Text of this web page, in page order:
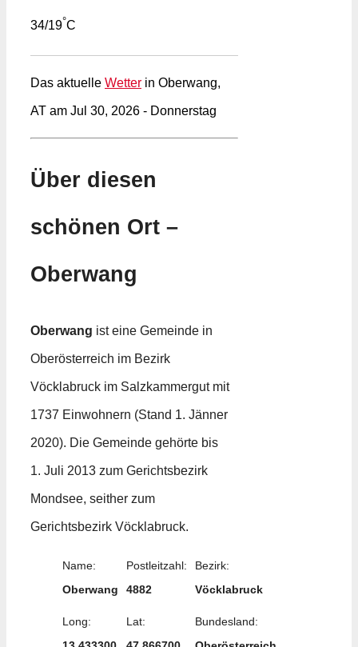
34/19°C
Das aktuelle Wetter in Oberwang,
AT am Jul 30, 2026 - Donnerstag
Über diesen
schönen Ort –
Oberwang
Oberwang ist eine Gemeinde in
Oberösterreich im Bezirk
Vöcklabruck im Salzkammergut mit
1737 Einwohnern (Stand 1. Jänner
2020). Die Gemeinde gehörte bis
1. Juli 2013 zum Gerichtsbezirk
Mondsee, seither zum
Gerichtsbezirk Vöcklabruck.
Name:
Oberwang
Postleitzahl:
4882
Bezirk:
Vöcklabruck
Long:
Lat:
Bundesland: